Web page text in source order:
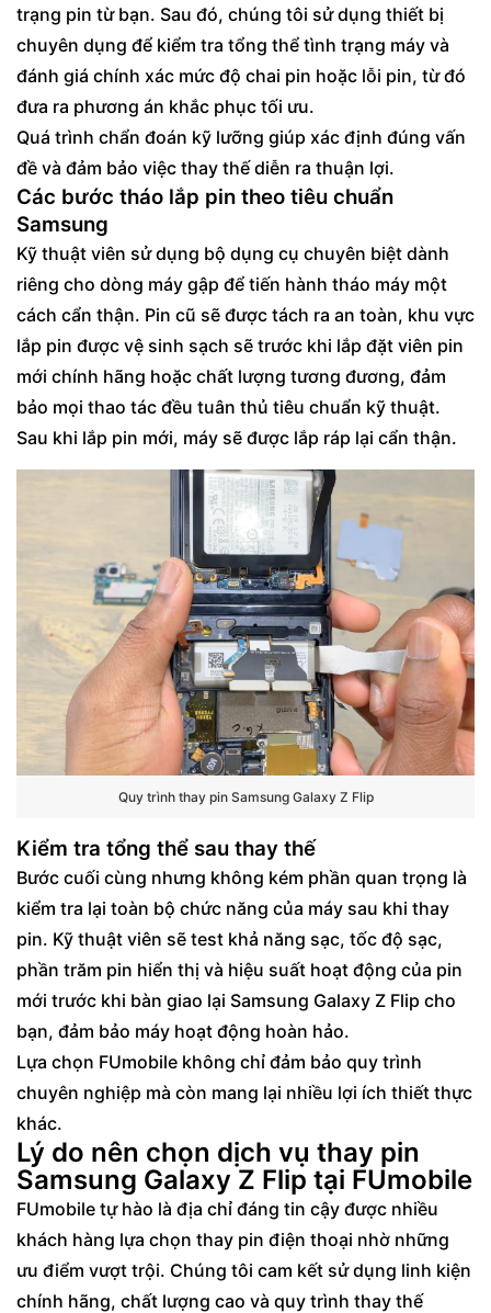
Có cần sao lưu dữ liệu trước khi thay pin?
Làm sao biết pin được thay là pin tốt?
trạng pin từ bạn. Sau đó, chúng tôi sử dụng thiết bị
chuyên dụng để kiểm tra tổng thể tình trạng máy và
đánh giá chính xác mức độ chai pin hoặc lỗi pin, từ đó
đưa ra phương án khắc phục tối ưu.
Quá trình chẩn đoán kỹ lưỡng giúp xác định đúng vấn
đề và đảm bảo việc thay thế diễn ra thuận lợi.
Các bước tháo lắp pin theo tiêu chuẩn
Samsung
Kỹ thuật viên sử dụng bộ dụng cụ chuyên biệt dành
riêng cho dòng máy gập để tiến hành tháo máy một
cách cẩn thận. Pin cũ sẽ được tách ra an toàn, khu vực
lắp pin được vệ sinh sạch sẽ trước khi lắp đặt viên pin
mới chính hãng hoặc chất lượng tương đương, đảm
bảo mọi thao tác đều tuân thủ tiêu chuẩn kỹ thuật.
Sau khi lắp pin mới, máy sẽ được lắp ráp lại cẩn thận.
Quy trình thay pin Samsung Galaxy Z Flip
Kiểm tra tổng thể sau thay thế
Bước cuối cùng nhưng không kém phần quan trọng là
kiểm tra lại toàn bộ chức năng của máy sau khi thay
pin. Kỹ thuật viên sẽ test khả năng sạc, tốc độ sạc,
phần trăm pin hiển thị và hiệu suất hoạt động của pin
mới trước khi bàn giao lại Samsung Galaxy Z Flip cho
bạn, đảm bảo máy hoạt động hoàn hảo.
Lựa chọn FUmobile không chỉ đảm bảo quy trình
chuyên nghiệp mà còn mang lại nhiều lợi ích thiết thực
khác.
Lý do nên chọn dịch vụ thay pin
Samsung Galaxy Z Flip tại FUmobile
FUmobile tự hào là địa chỉ đáng tin cậy được nhiều
khách hàng lựa chọn thay pin điện thoại nhờ những
ưu điểm vượt trội. Chúng tôi cam kết sử dụng linh kiện
chính hãng, chất lượng cao và quy trình thay thế